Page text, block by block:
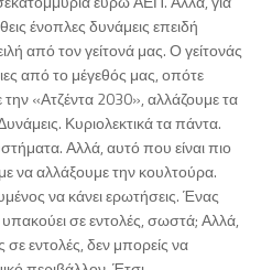
ένοπλες δυνάμεις επειδή
από τον γείτονά μας. Ο γείτονάς
από το μέγεθός μας, οπότε
«Ατζέντα 2030», αλλάζουμε τα
Κυριολεκτικά τα πάντα.
Αλλά, αυτό που είναι πιο
να αλλάξουμε την κουλτούρα.
να κάνει ερωτήσεις. Ένας
σε εντολές, σωστά; Αλλά,
εντολές, δεν μπορείς να